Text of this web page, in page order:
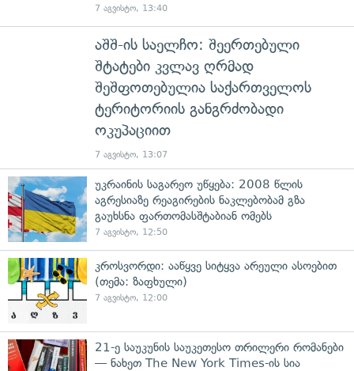
7 აგვისტო, 13:40
აშშ-ის საელჩო: შეერთებული
შტატები კვლავ ღრმად
შეშფოთებულია საქართველოს
ტერიტორიის განგრძობადი
ოკუპაციით
7 აგვისტო, 13:07
უკრაინის საგარეო უწყება: 2008 წლის
აგრესიაზე რეაგირების ნაკლებობამ გზა
გაუხსნა ფართომასშტაბიან ომებს
7 აგვისტო, 12:50
კროსვორდი: ააწყვე სიტყვა არეული ასოებით
(თემა: ზაფხული)
7 აგვისტო, 12:00
21-ე საუკუნის საუკეთესო თრილერი რომანები
— ნახეთ The New York Times-ის სია